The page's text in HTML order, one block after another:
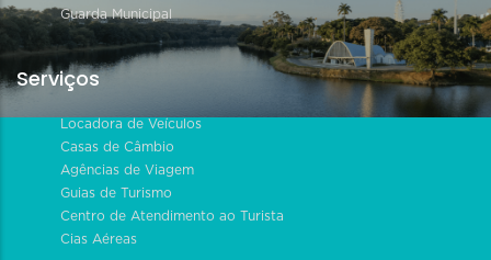
Guarda Municipal
Serviços
Locadora de Veículos
Casas de Câmbio
Agências de Viagem
Guias de Turismo
Centro de Atendimento ao Turista
Cias Aéreas